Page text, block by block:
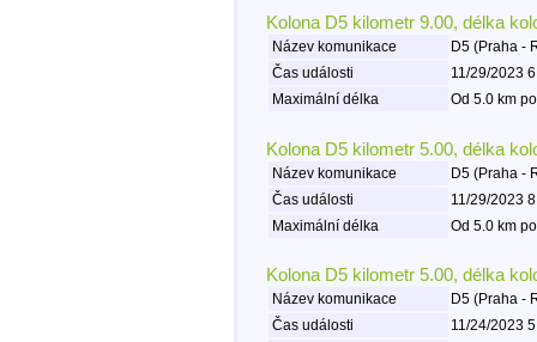
Kolona D5 kilometr 9.00, délka
Název komunikace
D5 (Praha -
Čas události
11/29/2023
Maximální délka
Od 5.0 km
Kolona D5 kilometr 5.00, délka
Název komunikace
D5 (Praha -
Čas události
11/29/2023
Maximální délka
Od 5.0 km
Kolona D5 kilometr 5.00, délka
Název komunikace
D5 (Praha -
Čas události
11/24/2023